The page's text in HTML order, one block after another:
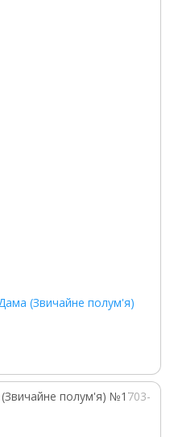
(Звичайне полум'я)